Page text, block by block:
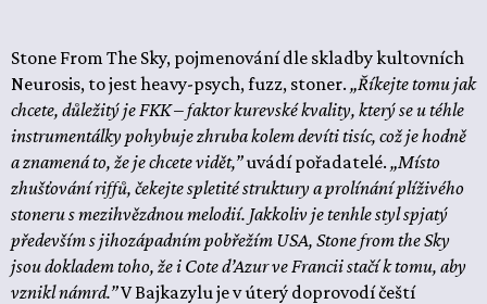
Stone From The Sky, pojmenování dle skladby kultovních
Neurosis, to jest heavy-psych, fuzz, stoner. „Říkejte tomu jak
chcete, důležitý je FKK – faktor kurevské kvality, který se u téhle
instrumentálky pohybuje zhruba kolem devíti tisíc, což je hodně
a znamená to, že je chcete vidět,”uvádí pořadatelé. „Místo
zhušťování riffů, čekejte spletité struktury a prolínání plíživého
stoneru s mezihvězdnou melodií. Jakkoliv je tenhle styl spjatý
především s jihozápadním pobřežím USA, Stone from the Sky
jsou dokladem toho, že i Cote d’Azur ve Francii stačí k tomu, aby
vznikl námrd.”V Bajkazylu je v úterý doprovodí čeští